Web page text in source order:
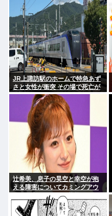
JR上諏訪駅のホームで特急あず
さと女性が衝突 その場で死亡が
確認
辻希美、息子の昊空と幸空が抱
える障害についてカミングアウ
ト。深夜にパニック状態になっ
て泣き叫び嘔吐する症状